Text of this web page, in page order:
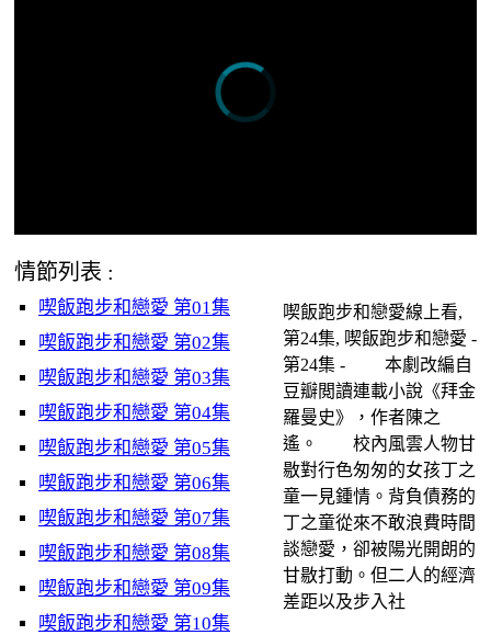
情節列表 :
喫飯跑步和戀愛 第01集
喫飯跑步和戀愛 第02集
喫飯跑步和戀愛 第03集
喫飯跑步和戀愛 第04集
喫飯跑步和戀愛 第05集
喫飯跑步和戀愛 第06集
喫飯跑步和戀愛 第07集
喫飯跑步和戀愛 第08集
喫飯跑步和戀愛 第09集
喫飯跑步和戀愛 第10集
喫飯跑步和戀愛線上看,
第24集, 喫飯跑步和戀愛 -
第24集 - 本劇改編自
豆瓣閲讀連載小說《拜金
羅曼史》，作者陳之
遙。 校內風雲人物甘
敭對行色匆匆的女孩丁之
童一見鍾情。背負債務的
丁之童從來不敢浪費時間
談戀愛，卻被陽光開朗的
甘敭打動。但二人的經濟
差距以及步入社